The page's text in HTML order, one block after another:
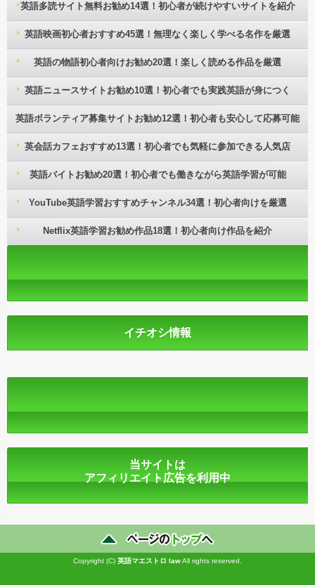
英語多読サイト無料お勧め14選！初心者が続けやすいサイトを紹介
英語映画初心者おすすめ45選！無理なく楽しく学べる名作を厳選
英語の物語初心者向けお勧め20選！楽しく読める作品を厳選
英語ニュースサイトお勧め10選！初心者でも実践英語が身につく
英語ボランティア募集サイトお勧め12選！初心者も安心して応募可能
英会話カフェおすすめ13選！初心者でも気軽に参加できる人気店
英語バイトお勧め20選！初心者でも働きながら英語学習が可能
YouTube英語学習おすすめチャンネル34選！初心者向けを厳選
Netflix英語学習お勧め作品18選！初心者向け作品を紹介
イチオシ情報
当サイトは
アフィリエイト広告を利用中
Copyright (C) 英語マエストロ lawAll rights reserved.